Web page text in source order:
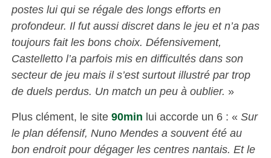
postes lui qui se régale des longs efforts en
profondeur. Il fut aussi discret dans le jeu et n’a pas
toujours fait les bons choix. Défensivement,
Castelletto l’a parfois mis en difficultés dans son
secteur de jeu mais il s’est surtout illustré par trop
de duels perdus. Un match un peu à oublier. »
Plus clément, le site 90min lui accorde un 6 : « Sur
le plan défensif, Nuno Mendes a souvent été au
bon endroit pour dégager les centres nantais. Et le